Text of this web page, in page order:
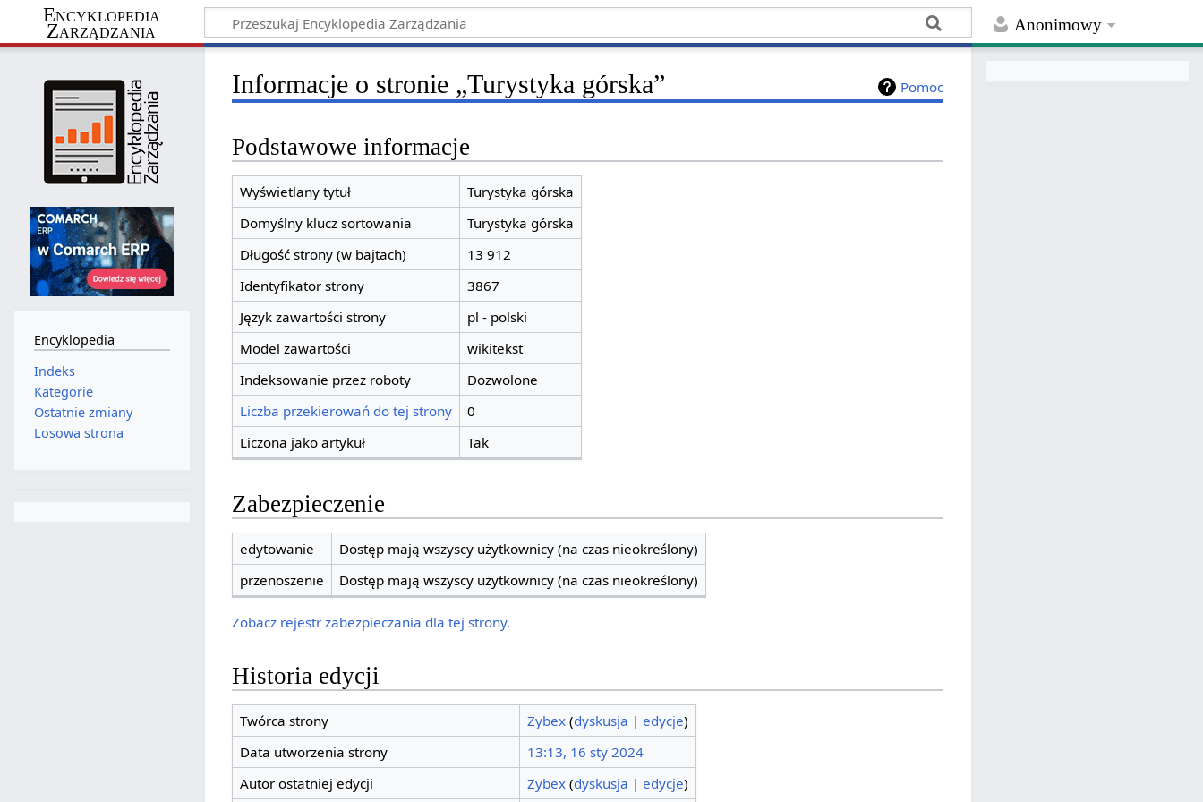
Anonimowy
Encyklopedia
Zarządzania
Pomoc
Informacje o stronie „Turystyka górska”
Podstawowe informacje
Wyświetlany tytuł
Turystyka górska
Domyślny klucz sortowania
Turystyka górska
Długość strony (w bajtach)
13 912
Identyfikator strony
3867
Język zawartości strony
pl - polski
Model zawartości
wikitekst
Indeksowanie przez roboty
Dozwolone
Liczba przekierowań do tej strony
0
Liczona jako artykuł
Tak
Zabezpieczenie
edytowanie
Dostęp mają wszyscy użytkownicy (na czas nieokreślony)
przenoszenie
Dostęp mają wszyscy użytkownicy (na czas nieokreślony)
Zobacz rejestr zabezpieczania dla tej strony.
Historia edycji
Twórca strony Zybex (dyskusja | edycje)
Data utworzenia strony
13:13, 16 sty 2024
Autor ostatniej edycji
Zybex (dyskusja | edycje)
Encyklopedia
Indeks
Kategorie
Ostatnie zmiany
Losowa strona